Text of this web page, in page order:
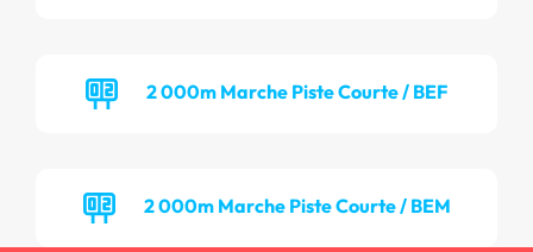
2 000m Marche Piste Courte / BEF
2 000m Marche Piste Courte / BEM